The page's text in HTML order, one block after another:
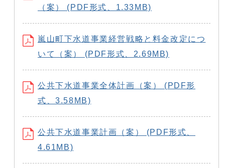
（案） (PDF形式、1.33MB)
嵐山町下水道事業経営戦略と料金改定につ
いて（案） (PDF形式、2.69MB)
公共下水道事業全体計画（案） (PDF形
式、3.58MB)
公共下水道事業計画（案） (PDF形式、
4.61MB)